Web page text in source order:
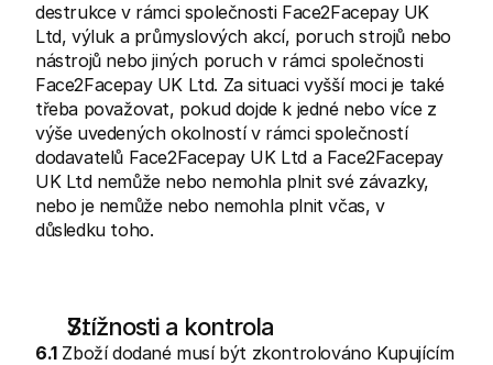
destrukce v rámci společnosti Face2Facepay UK
Ltd, výluk a průmyslových akcí, poruch strojů nebo
nástrojů nebo jiných poruch v rámci společnosti
Face2Facepay UK Ltd. Za situaci vyšší moci je také
třeba považovat, pokud dojde k jedné nebo více z
výše uvedených okolností v rámci společností
dodavatelů Face2Facepay UK Ltd a Face2Facepay
UK Ltd nemůže nebo nemohla plnit své závazky,
nebo je nemůže nebo nemohla plnit včas, v
důsledku toho.
Stížnosti a kontrola
6.1 Zboží dodané musí být zkontrolováno Kupujícím